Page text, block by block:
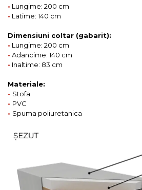
• Lungime: 200 cm
• Latime: 140 cm
Dimensiuni coltar (gabarit):
• Lungime: 200 cm
• Adancime: 140 cm
• Inaltime: 83 cm
Materiale:
• Stofa
• PVC
• Spuma poliuretanica